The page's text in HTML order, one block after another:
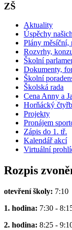
ZŠ
Aktuality
Úspěchy
Plány měsíční,
Rozvrhy,
Školní
Dokumenty,
Školní
Školská rada
Cena Anny a
Horňácký
Projekty
Pronájem
Zápis do 1. tř.
Kalendář akcí
Virtuální
Rozpis
otevření školy: 7:10
1. hodina: 7:30 -
2. hodina: 8:25 -